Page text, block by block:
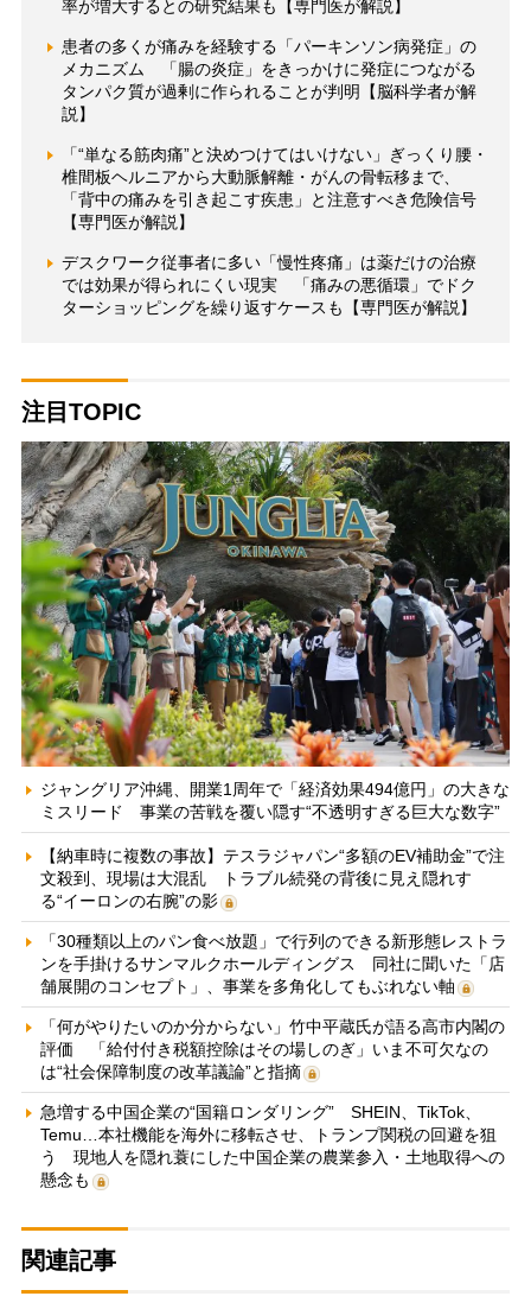
率が増大するとの研究結果も【専門医が解説】
患者の多くが痛みを経験する「パーキンソン病発症」の
メカニズム 「腸の炎症」をきっかけに発症につながる
タンパク質が過剰に作られることが判明【脳科学者が解
説】
「“単なる筋肉痛”と決めつけてはいけない」ぎっくり腰・
椎間板ヘルニアから大動脈解離・がんの骨転移まで、
「背中の痛みを引き起こす疾患」と注意すべき危険信号
【専門医が解説】
デスクワーク従事者に多い「慢性疼痛」は薬だけの治療
では効果が得られにくい現実 「痛みの悪循環」でドク
ターショッピングを繰り返すケースも【専門医が解説】
注目TOPIC
ジャングリア沖縄、開業1周年で「経済効果494億円」の大きな
ミスリード 事業の苦戦を覆い隠す“不透明すぎる巨大な数字”
【納車時に複数の事故】テスラジャパン“多額のEV補助金”で注
文殺到、現場は大混乱 トラブル続発の背後に見え隠れす
る“イーロンの右腕”の影
「30種類以上のパン食べ放題」で行列のできる新形態レストラ
ンを手掛けるサンマルクホールディングス 同社に聞いた「店
舗展開のコンセプト」、事業を多角化してもぶれない軸
「何がやりたいのか分からない」竹中平蔵氏が語る高市内閣の
評価 「給付付き税額控除はその場しのぎ」いま不可欠なの
は“社会保障制度の改革議論”と指摘
急増する中国企業の“国籍ロンダリング” SHEIN、TikTok、
Temu…本社機能を海外に移転させ、トランプ関税の回避を狙
う 現地人を隠れ蓑にした中国企業の農業参入・土地取得への
懸念も
関連記事